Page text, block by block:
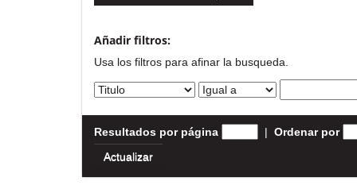
Añadir filtros:
Usa los filtros para afinar la busqueda.
Resultados por página | Ordenar por